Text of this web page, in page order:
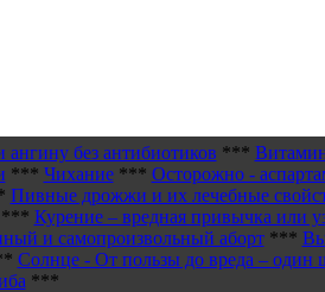
без антибиотиков ***
*** Чихание*** Осторожно -
Пивные дрожжи и их лечебные
*** Курение – вредная привычка или
и самопроизвольный аборт***
Солнце - От пользы до вреда – один
***